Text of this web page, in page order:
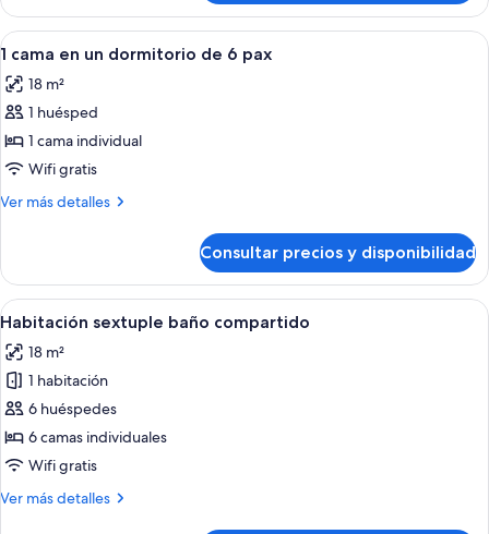
4
pax
cama
en
un
de
4
Abrir
todas
las
fotos
de
1
cama
dormitorio
de
6
pax
Un dormitorio con literas, un
5
1 cama en un dormitorio de 6 pax
18 m²
1 huésped
1 cama individual
Wifi gratis
Ver más detalles
Más
cama
en
un
de
6
pax
Consultar precios y disponibilidad
Abrir
todas
las
fotos
de
Habitación
sextuple
compartido
Un dormitorio con literas, un
3
Habitación sextuple baño compartido
18 m²
1 habitación
6 huéspedes
6 camas individuales
Wifi gratis
Ver más detalles
Más